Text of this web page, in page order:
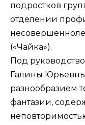
подростков
отделении
(«Чайка»).
Под
Галины
разнообразием
фантазии,